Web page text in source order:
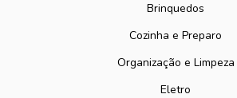
Brinquedos
Cozinha e Preparo
Organização e Limpeza
Eletro